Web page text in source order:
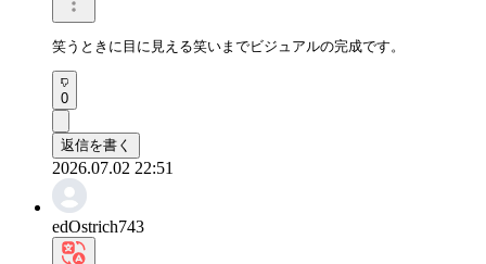
笑うときに目に見える笑いまでビジュアルの完成です。
0
返信を書く
2026.07.02 22:51
edOstrich743